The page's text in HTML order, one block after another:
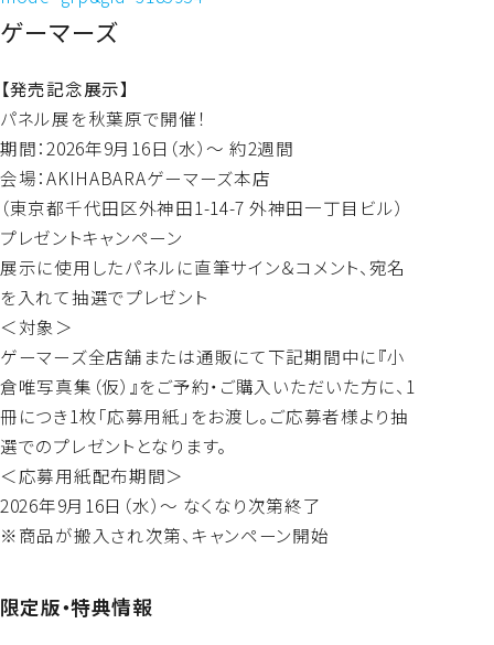
ゲーマーズ
【発売記念展示】
パネル展を秋葉原で開催！
期間：2026年9月16日（水）～ 約2週間
会場：AKIHABARAゲーマーズ本店
（東京都千代田区外神田1-14-7 外神田一丁目ビル）
プレゼントキャンペーン
展示に使用したパネルに直筆サイン＆コメント、宛名
を入れて抽選でプレゼント
＜対象＞
ゲーマーズ全店舗または通販にて下記期間中に『小
倉唯写真集（仮）』をご予約・ご購入いただいた方に、1
冊につき1枚「応募用紙」をお渡し。ご応募者様より抽
選でのプレゼントとなります。
＜応募用紙配布期間＞
2026年9月16日（水）～ なくなり次第終了
※商品が搬入され次第、キャンペーン開始
限定版・特典情報